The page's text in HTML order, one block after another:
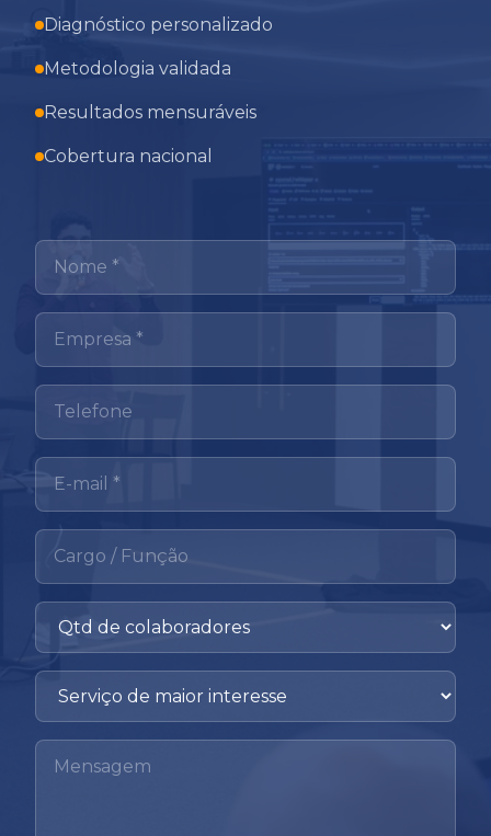
Diagnóstico personalizado
Metodologia validada
Resultados mensuráveis
Cobertura nacional